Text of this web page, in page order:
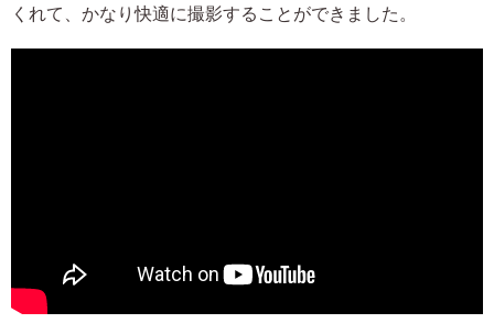
くれて、かなり快適に撮影することができました。